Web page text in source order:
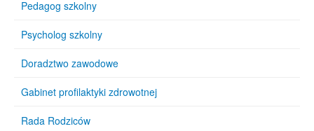
Pedagog szkolny
Psycholog szkolny
Doradztwo zawodowe
Gabinet profilaktyki zdrowotnej
Rada Rodziców